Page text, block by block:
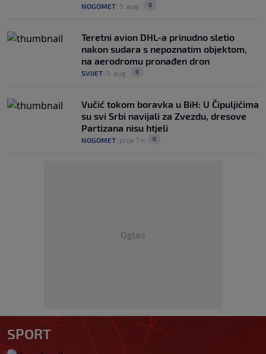
NOGOMET 5. aug. 0
Teretni avion DHL-a prinudno sletio
nakon sudara s nepoznatim objektom,
na aerodromu pronađen dron
SVIJET 5. aug. 0
Vučić tokom boravka u BiH: U Čipuljićima
su svi Srbi navijali za Zvezdu, dresove
Partizana nisu htjeli
NOGOMET prije 7 h 0
Oglas
SPORT